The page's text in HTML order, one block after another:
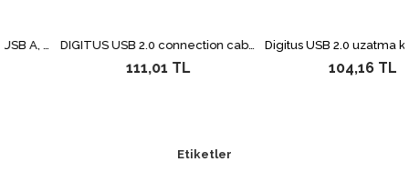
USB 2.0 Uzatma Kablosu, USB A, Erkek - USB A Dişi, AWG 28, 5 metre, USB 2.0 uyumlu, UL, siyah renk DIGITUS USB 2.0 connection cable, type A M/M, 3.0m, USB 2.0 compatible, bl
111,01 TL 104,16 TL
Etiketler